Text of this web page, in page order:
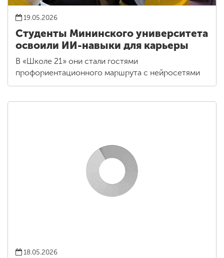
19.05.2026
Студенты Мининского университета
освоили ИИ-навыки для карьеры
В «Школе 21» они стали гостями
профориентационного маршрута с нейросетями
18.05.2026